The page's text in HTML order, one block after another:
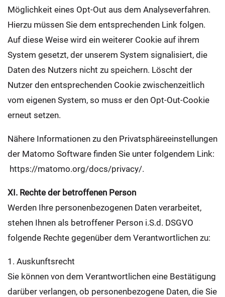
Möglichkeit eines Opt-Out aus dem Analyseverfahren.
Hierzu müssen Sie dem entsprechenden Link folgen.
Auf diese Weise wird ein weiterer Cookie auf ihrem
System gesetzt, der unserem System signalisiert, die
Daten des Nutzers nicht zu speichern. Löscht der
Nutzer den entsprechenden Cookie zwischenzeitlich
vom eigenen System, so muss er den Opt-Out-Cookie
erneut setzen.
Nähere Informationen zu den Privatsphäreeinstellungen
der Matomo Software finden Sie unter folgendem Link:
https://matomo.org/docs/privacy/.
XI. Rechte der betroffenen Person
Werden Ihre personenbezogenen Daten verarbeitet,
stehen Ihnen als betroffener Person i.S.d. DSGVO
folgende Rechte gegenüber dem Verantwortlichen zu:
1. Auskunftsrecht
Sie können von dem Verantwortlichen eine Bestätigung
darüber verlangen, ob personenbezogene Daten, die Sie